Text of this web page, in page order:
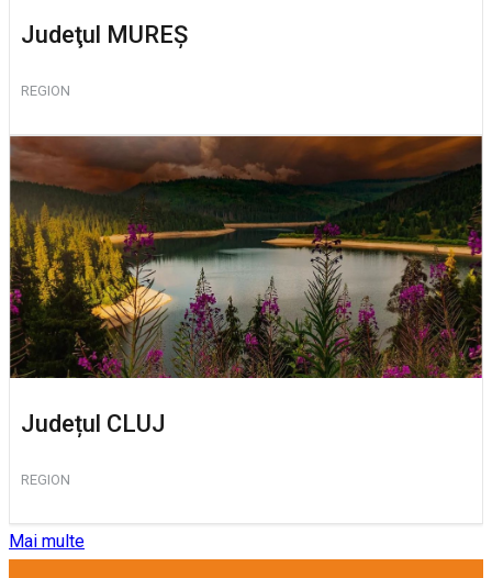
Judeţul MUREŞ
REGION
Județul CLUJ
REGION
Mai multe